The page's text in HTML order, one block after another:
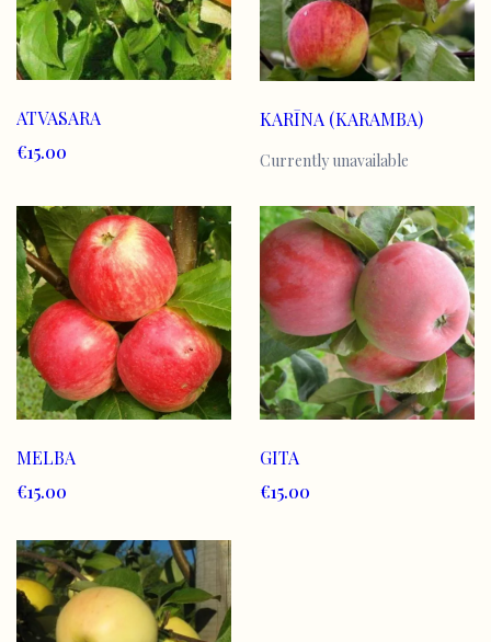
ATVASARA
€15.00
KARĪNA (KARAMBA)
Currently unavailable
MELBA
€15.00
GITA
€15.00